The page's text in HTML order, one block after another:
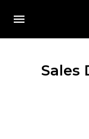
Sales